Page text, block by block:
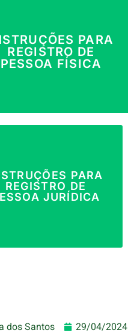
PARA
REGISTRO DE
PESSOA FÍSICA
PARA
REGISTRO DE
JURÍDICA
dos Santos 29/04/2024